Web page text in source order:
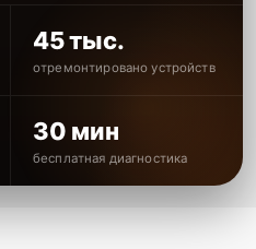
45 тыс.
отремонтировано устройств
30 мин
бесплатная диагностика